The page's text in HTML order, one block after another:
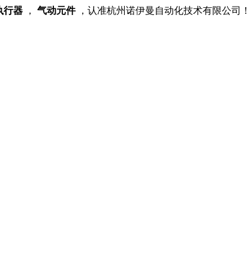
行器 ， 气动元件，认准杭州诺伊曼自动化技术有限公司！